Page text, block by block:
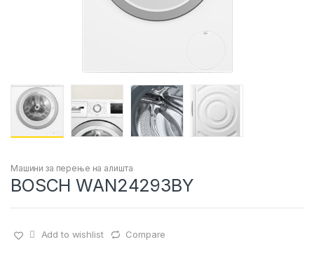
Машини за перење на алишта
BOSCH WAN24293BY
Add to wishlist Compare